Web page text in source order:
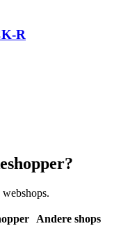
R
Andere shops